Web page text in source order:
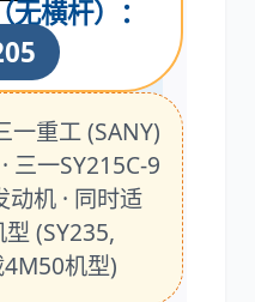
横杆）：
一重工 (SANY)
三一SY215C-9
动机 · 同时适
(SY235,
机型)